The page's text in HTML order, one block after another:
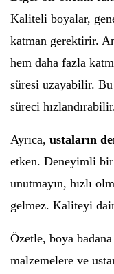
Kaliteli boyalar,
katman gerektirir.
hem daha fazla
süresi uzayabilir.
süreci
Ayrıca, ustaların
etken. Deneyimli
unutmayın, hızlı
gelmez. Kaliteyi
Özetle, boya
malzemelere ve